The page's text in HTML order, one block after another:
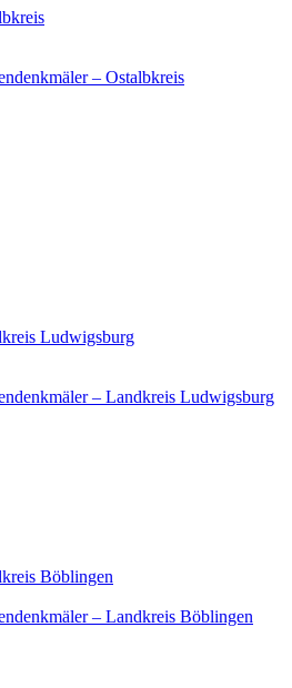
– Ostalbkreis
Ludwigsburg
– Landkreis Ludwigsburg
Böblingen
– Landkreis Böblingen